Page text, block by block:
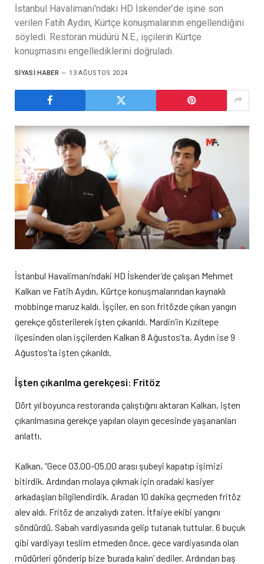
İstanbul Havalimanı'ndaki HD İskender’de işine son
verilen Fatih Aydın, Kürtçe konuşmalarının engellendiğini
söyledi. Restoran müdürü N.E., işçilerin Kürtçe
konuşmasını engellediklerini doğruladı.
SIYASI HABER 13 AĞUSTOS 2024
İstanbul Havalimanı’ndaki HD İskender’de çalışan Mehmet
Kalkan ve Fatih Aydın, Kürtçe konuşmalarından kaynaklı
mobbinge maruz kaldı. İşçiler, en son fritözde çıkan yangın
gerekçe gösterilerek işten çıkarıldı. Mardin’in Kızıltepe
ilçesinden olan işçilerden Kalkan 8 Ağustos’ta, Aydın ise 9
Ağustos’ta işten çıkarıldı.
İşten çıkarılma gerekçesi: Fritöz
Dört yıl boyunca restoranda çalıştığını aktaran Kalkan, işten
çıkarılmasına gerekçe yapılan olayın gecesinde yaşananları
anlattı.
Kalkan, “Gece 03.00-05.00 arası şubeyi kapatıp işimizi
bitirdik. Ardından molaya çıkmak için oradaki kasiyer
arkadaşları bilgilendirdik. Aradan 10 dakika geçmeden fritöz
alev aldı. Fritöz de arızalıydı zaten. İtfaiye ekibi yangını
söndürdü. Sabah vardiyasında gelip tutanak tuttular. 6 buçuk
gibi vardiyayı teslim etmeden önce, gece vardiyasında olan
müdürleri gönderip bize ‘burada kalın’ dediler. Ardından baş